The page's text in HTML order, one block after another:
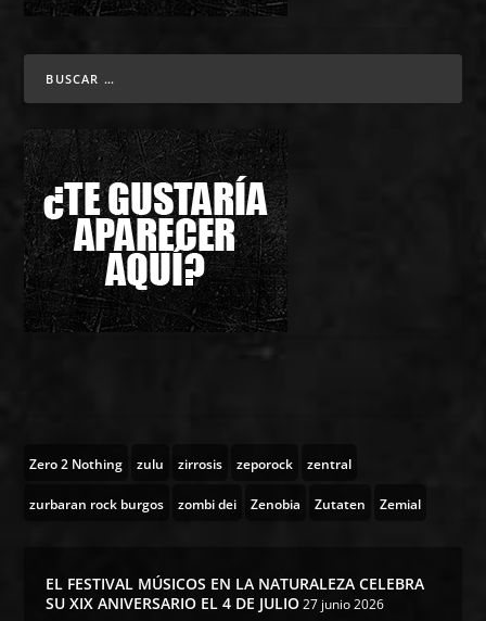
Zero 2 Nothing zulu zirrosis zeporock zentral
zurbaran rock burgos zombi dei Zenobia Zutaten Zemial
EL FESTIVAL MÚSICOS EN LA NATURALEZA CELEBRA
SU XIX ANIVERSARIO EL 4 DE JULIO 27 junio 2026